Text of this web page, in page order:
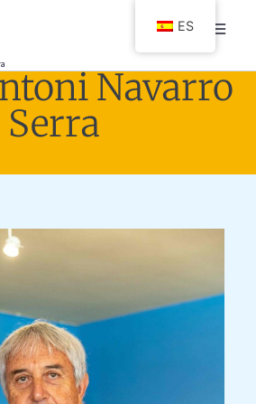
Navarro
Serra
ES